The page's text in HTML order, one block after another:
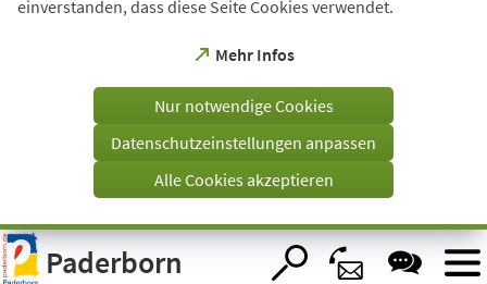
Visuelle
Assistenzsoftware
öffnen.
einverstanden, dass diese Seite Cookies verwendet.
Mehr Infos
(Öffnet
einem
Tab)
Nur notwendige Cookies
Datenschutzeinstellungen anpassen
Alle Cookies akzeptieren
Paderborn